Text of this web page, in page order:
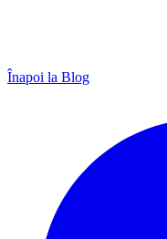
Înapoi la Blog